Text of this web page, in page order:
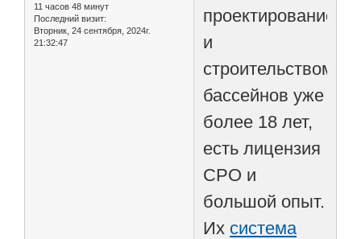
11 часов 48 минут
Последний визит:
Вторник, 24 сентября, 2024г.
21:32:47
проектированием
и
строительством
бассейнов уже
более 18 лет,
есть лицензия
СРО и
большой опыт.
Их система